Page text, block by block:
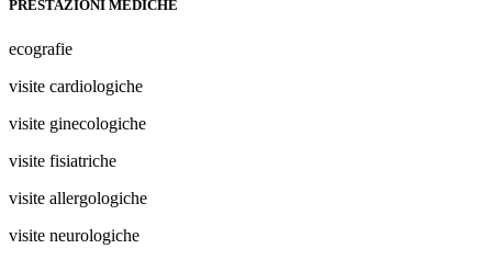
PRESTAZIONI MEDICHE
ecografie
visite cardiologiche
visite ginecologiche
visite fisiatriche
visite allergologiche
visite neurologiche